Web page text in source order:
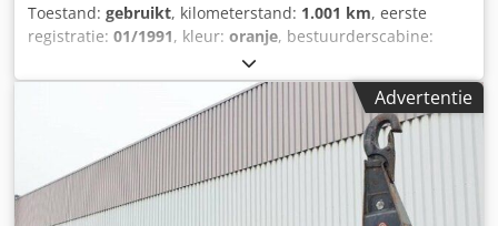
Toestand: gebruikt, kilometerstand: 1.001 km, eerste
registratie: 01/1991, kleur: oranje, bestuurderscabine:
overig
Uitrusting:kabel lier, kraan, Voertuiglocatie: Bovenden,
afkoppelbaar, noodstop, grijperbesturing, opvouwbaar, 2-
punts hydraulische ondersteuning, radiografische
afstandsbediening, 2x hydraulische uitschuifdelen, lier.
Opbouw: afneembare achterkraan Atlas AK 60.1-6,5/2 (A2)
met lier en radiografische afstandsbediening (Remote-
Advertentie